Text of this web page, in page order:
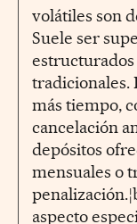
volátiles son
Suele ser
estructurados
tradicionales.
más tiempo,
cancelación
depósitos
mensuales o
aspecto